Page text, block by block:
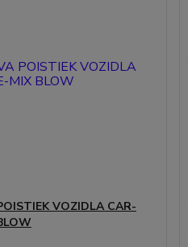
VOZIDLA CAR-